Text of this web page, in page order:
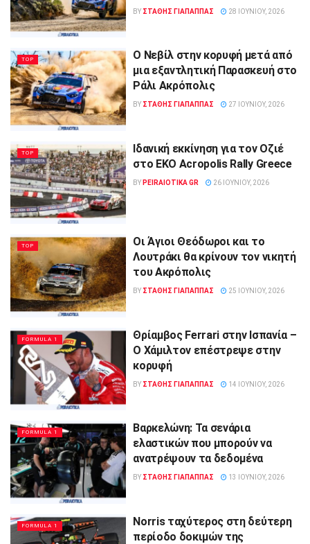
BY ΣΤΑΘΗΣ ΓΊΑΠΑΠΠΑΣ 28 ΙΟΥΝΊΟΥ, 2026
TOP
Ο Νεβίλ στην κορυφή μετά από
μια εξαντλητική Παρασκευή στο
Ράλι Ακρόπολις
BY ΣΤΑΘΗΣ ΓΊΑΠΑΠΠΑΣ 27 ΙΟΥΝΊΟΥ, 2026
TOP
Ιδανική εκκίνηση για τον Οζιέ
στο ΕΚΟ Acropolis Rally Greece
BY PEIRAIOTIKA GR 26 ΙΟΥΝΊΟΥ, 2026
TOP
Οι Άγιοι Θεόδωροι και το
Λουτράκι θα κρίνουν τον νικητή
του Ακρόπολις
BY ΣΤΑΘΗΣ ΓΊΑΠΑΠΠΑΣ 25 ΙΟΥΝΊΟΥ, 2026
FORMULA 1
Θρίαμβος Ferrari στην Ισπανία –
Ο Χάμιλτον επέστρεψε στην
κορυφή
BY ΣΤΑΘΗΣ ΓΊΑΠΑΠΠΑΣ 14 ΙΟΥΝΊΟΥ, 2026
FORMULA 1
Βαρκελώνη: Τα σενάρια
ελαστικών που μπορούν να
ανατρέψουν τα δεδομένα
BY ΣΤΑΘΗΣ ΓΊΑΠΑΠΠΑΣ 13 ΙΟΥΝΊΟΥ, 2026
FORMULA 1
Norris ταχύτερος στη δεύτερη
περίοδο δοκιμών της